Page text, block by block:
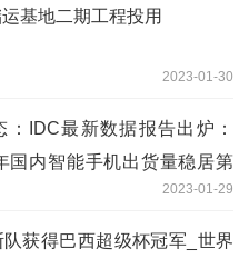
基地二期工程投用
2023-01-30
：IDC最新数据报告出炉：
国内智能手机出货量稳居第
2023-01-29
获得巴西超级杯冠军_世界